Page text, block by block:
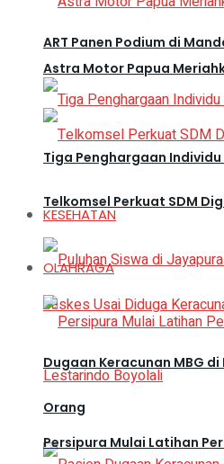
ART Panen Podium di
Tiga Penghargaan
KESEHATAN
Dugaan Keracunan MBG
Orang
Astra Motor Papua
Telkomsel Perkuat SDM
OLAHRAGA
Persipura Mulai Latihan